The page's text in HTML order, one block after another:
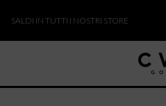
SALDI IN TUTTI I NOSTRI STORE